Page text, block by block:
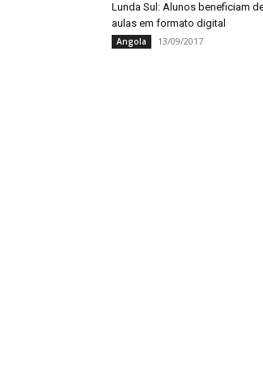
Lunda Sul: Alunos beneficiam
aulas em formato digital
Angola 13/09/2017